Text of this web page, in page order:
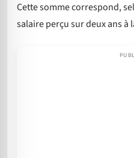
Cette somme correspond,
salaire perçu sur deux ans à